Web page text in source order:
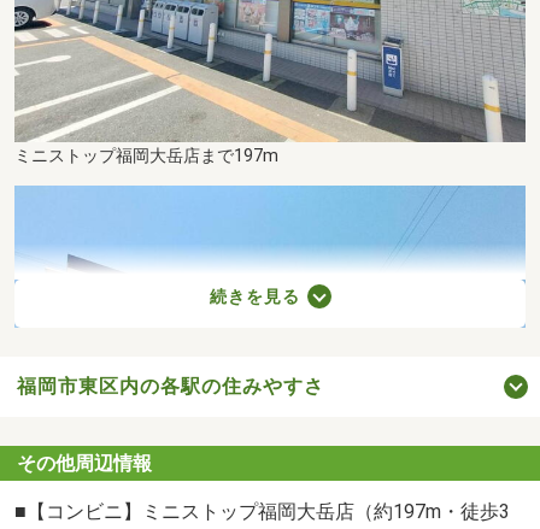
ミニストップ福岡大岳店まで197m
続きを見る
福岡市東区内の各駅の住みやすさ
その他周辺情報
■【コンビニ】ミニストップ福岡大岳店（約197m・徒歩3